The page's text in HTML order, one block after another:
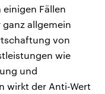
Fällen
allgemein
von
wie
und
wirkt der Anti‑Wert